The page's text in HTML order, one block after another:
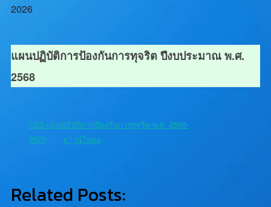
2026
แผนปฏิบัติการป้องกันการทุจริต ปีงบประมาณ พ.ศ.
2568
O23-แผนปฏิบัติการป้องกันการทุจริต-พ.ศ.-2566-
2570
ดาวน์โหลด
Related Posts: